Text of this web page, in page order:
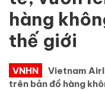
hàng
thế giới
VNHN
Vietnam
trên bản đồ hàng